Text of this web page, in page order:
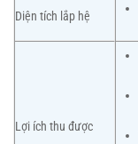
Diện tích lắp hệ
Lợi ích thu được